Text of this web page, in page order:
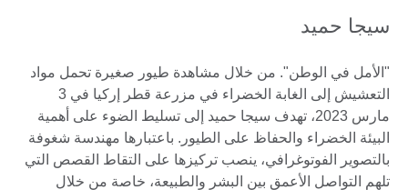
سيجا حميد
"الأمل في الوطن". من خلال مشاهدة طيور صغيرة تحمل مواد
التعشيش إلى الغابة الخضراء في مزرعة قطر إركيا في 3
مارس 2023، تهدف سيجا حميد إلى تسليط الضوء على أهمية
البيئة الخضراء والحفاظ على الطيور. باعتبارها مهندسة شغوفة
بالتصوير الفوتوغرافي، ينصب تركيزها على التقاط القصص التي
تلهم التواصل الأعمق بين البشر والطبيعة، خاصة من خلال